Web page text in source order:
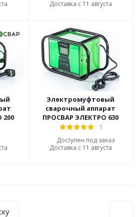
Доставка с 11 августа
Электромуфтовый
сварочный аппарат
ПРОСВАР ЭЛЕКТРО 630
1
Доступен под заказ
Доставка с 11 августа